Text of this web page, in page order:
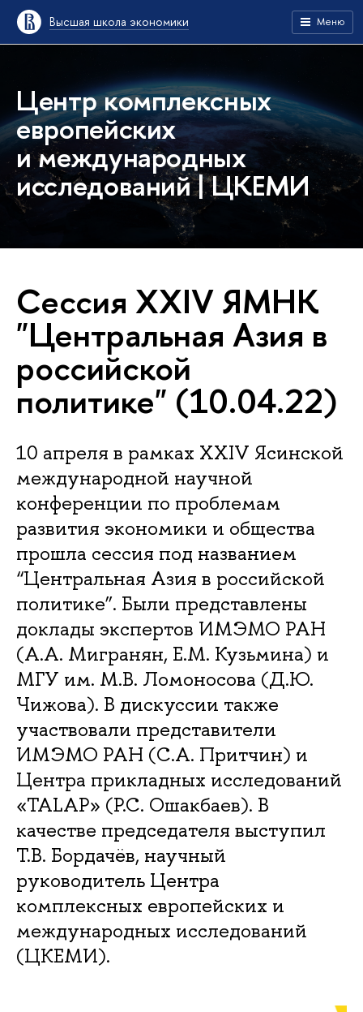
Высшая школа экономики Меню
Центр комплексных
европейских
и международных
исследований | ЦКЕМИ
Сессия XXIV ЯМНК
"Центральная Азия в
российской
политике" (10.04.22)
10 апреля в рамках XXIV Ясинской
международной научной
конференции по проблемам
развития экономики и общества
прошла сессия под названием
“Центральная Азия в российской
политике”. Были представлены
доклады экспертов ИМЭМО РАН
(А.А. Мигранян, Е.М. Кузьмина) и
МГУ им. М.В. Ломоносова (Д.Ю.
Чижова). В дискуссии также
участвовали представители
ИМЭМО РАН (С.А. Притчин) и
Центра прикладных исследований
«TALAP» (Р.С. Ошакбаев). В
качестве председателя выступил
Т.В. Бордачёв, научный
руководитель Центра
комплексных европейских и
международных исследований
(ЦКЕМИ).